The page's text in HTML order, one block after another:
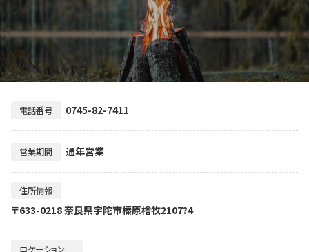
電話番号 0745-82-7411
営業期間 通年営業
住所情報
〒633-0218 奈良県宇陀市榛原檜牧2107?4
ロケーション